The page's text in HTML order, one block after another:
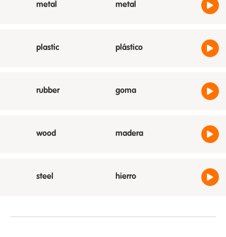
metal metal
plastic plástico
rubber goma
wood madera
steel hierro